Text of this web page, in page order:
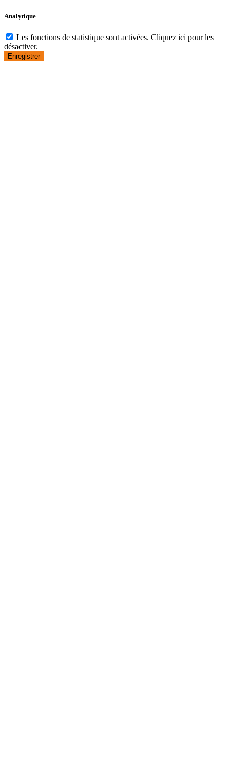
Analytique
Les fonctions de statistique sont activées. Cliquez ici pour les
désactiver.
Enregistrer